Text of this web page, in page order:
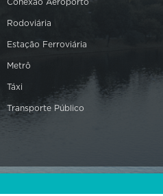
Conexão Aeroporto
Rodoviária
Estação Ferroviária
Metrô
Táxi
Transporte Público